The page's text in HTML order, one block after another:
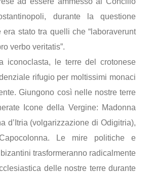
durante la questione
era stato tra quelli che “laboraverunt
verbo veritatis”.
iconoclasta, le terre del crotonese
rifugio per moltissimi monaci
Giungono così nelle nostre terre
Icone della Vergine: Madonna
d’Itria (volgarizzazione di Odigitria),
Le mire politiche e
trasformeranno radicalmente
delle nostre terre durante